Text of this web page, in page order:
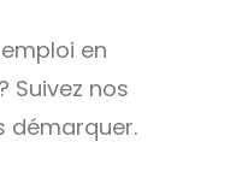
en
Suivez nos
démarquer.